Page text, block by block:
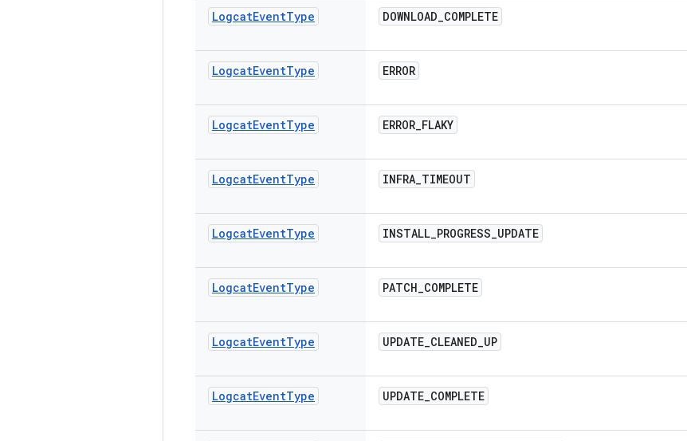
LogcatEventType DOWNLOAD_COMPLETE
LogcatEventType ERROR
LogcatEventType ERROR_FLAKY
LogcatEventType INFRA_TIMEOUT
LogcatEventType INSTALL_PROGRESS_UPDATE
LogcatEventType PATCH_COMPLETE
LogcatEventType UPDATE_CLEANED_UP
LogcatEventType UPDATE_COMPLETE